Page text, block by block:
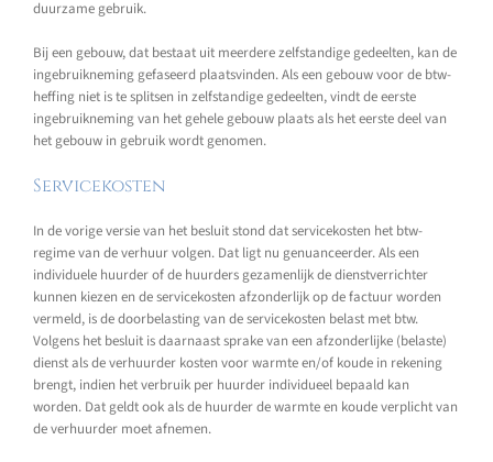
duurzame gebruik.
Bij een gebouw, dat bestaat uit meerdere zelfstandige gedeelten, kan de
ingebruikneming gefaseerd plaatsvinden. Als een gebouw voor de btw-
heffing niet is te splitsen in zelfstandige gedeelten, vindt de eerste
ingebruikneming van het gehele gebouw plaats als het eerste deel van
het gebouw in gebruik wordt genomen.
Servicekosten
In de vorige versie van het besluit stond dat servicekosten het btw-
regime van de verhuur volgen. Dat ligt nu genuanceerder. Als een
individuele huurder of de huurders gezamenlijk de dienstverrichter
kunnen kiezen en de servicekosten afzonderlijk op de factuur worden
vermeld, is de doorbelasting van de servicekosten belast met btw.
Volgens het besluit is daarnaast sprake van een afzonderlijke (belaste)
dienst als de verhuurder kosten voor warmte en/of koude in rekening
brengt, indien het verbruik per huurder individueel bepaald kan
worden. Dat geldt ook als de huurder de warmte en koude verplicht van
de verhuurder moet afnemen.